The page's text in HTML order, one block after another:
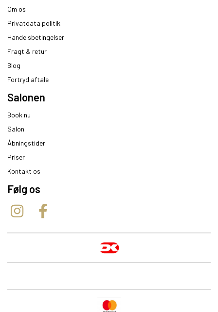
Om os
Privatdata politik
Handelsbetingelser
Fragt & retur
Blog
Fortryd aftale
Salonen
Book nu
Salon
Åbningstider
Priser
Kontakt os
Følg os